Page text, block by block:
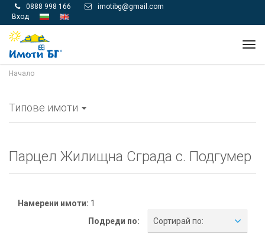
 0888 998 166 
imotibg@gmail.com
Вход
Начало
Типове имоти
Парцел Жилищна Сграда с. Подгумер
Намерени имоти: 1
Подреди по:
Сортирай по: